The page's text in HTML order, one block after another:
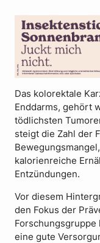
Das kolorektale
Enddarms, gehört
tödlichsten
steigt die Zahl der
kalorienreiche
Entzündungen.
Vor diesem
den Fokus der
eine gute